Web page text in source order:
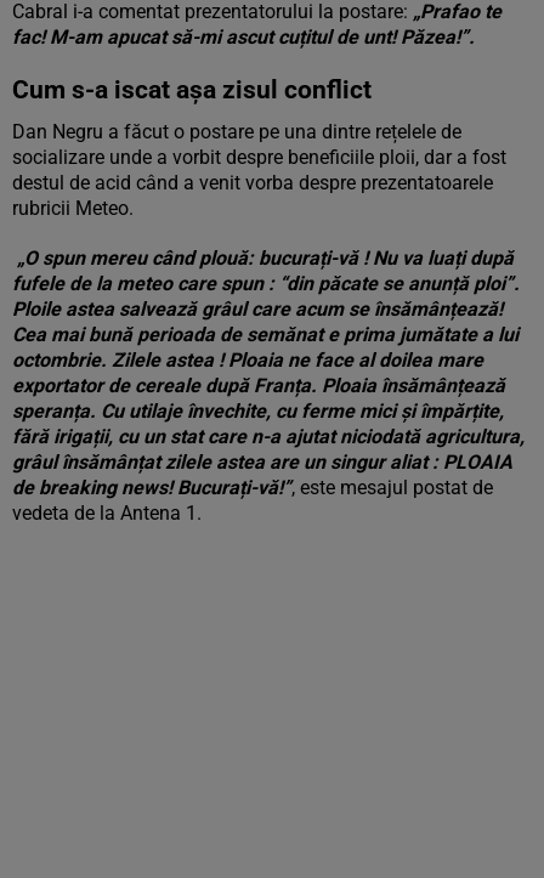
Cabral i-a comentat prezentatorului la postare: „Prafao te
fac! M-am apucat să-mi ascut cuțitul de unt! Păzea!”.
Cum s-a iscat așa zisul conflict
Dan Negru a făcut o postare pe una dintre rețelele de
socializare unde a vorbit despre beneficiile ploii, dar a fost
destul de acid când a venit vorba despre prezentatoarele
rubricii Meteo.
„O spun mereu când plouă: bucurați-vă ! Nu va luați după
fufele de la meteo care spun : “din păcate se anunță ploi”.
Ploile astea salvează grâul care acum se însămânțează!
Cea mai bună perioada de semănat e prima jumătate a lui
octombrie. Zilele astea ! Ploaia ne face al doilea mare
exportator de cereale după Franța. Ploaia însămânțează
speranța. Cu utilaje învechite, cu ferme mici și împărțite,
fără irigații, cu un stat care n-a ajutat niciodată agricultura,
grâul însămânțat zilele astea are un singur aliat : PLOAIA
de breaking news! Bucurați-vă!”, este mesajul postat de
vedeta de la Antena 1.